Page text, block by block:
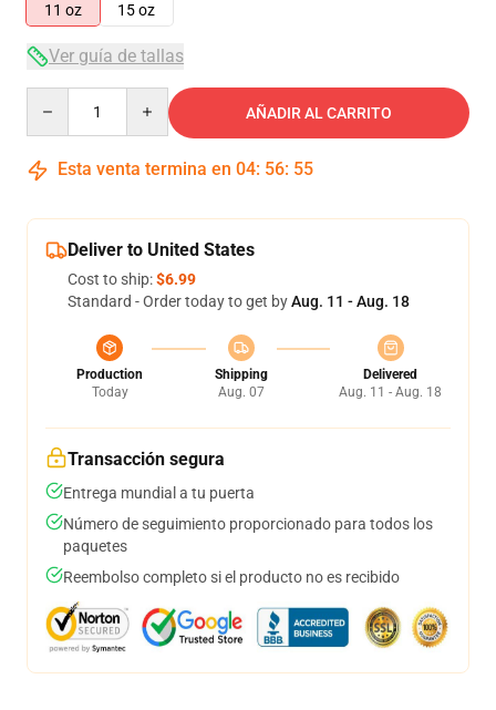
11 oz
15 oz
Ver guía de tallas
AÑADIR AL CARRITO
Esta venta termina en 04: 56: 54
Deliver to United States
Cost to ship:$6.99
Standard - Order today to get byAug. 11 - Aug. 18
Production
Today
Shipping
Aug. 07
Delivered
Aug. 11 - Aug. 18
Transacción segura
Entrega mundial a tu puerta
Número de seguimiento proporcionado para todos los
paquetes
Reembolso completo si el producto no es recibido